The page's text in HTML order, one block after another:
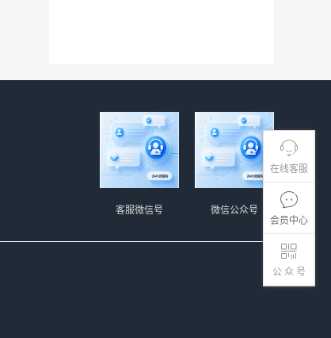
在线客服
会员中心
公 众 号
微信公众号
客服微信号